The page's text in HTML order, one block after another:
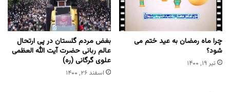
چرا ماه رمضان به عید ختم می
شود؟
تیر ۱۹, ۱۴۰۰
بغض مردم گلستان در پی ارتحال
عالم ربانی حضرت آیت الله العظمی
علوی گرگانی (ره)
اسفند ۲۶, ۱۴۰۰